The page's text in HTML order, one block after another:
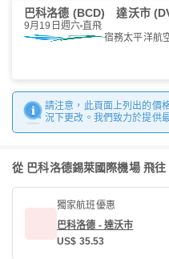
巴科洛德 (BCD) 達沃市
9月19日週六 直飛
宿務太平洋航
請注意，此頁面上列出的價
況下更改。我們致力於提供
從 巴科洛德錫萊國際機場 飛
獨家航班優惠
巴科洛德 - 達沃市
US$ 35.53